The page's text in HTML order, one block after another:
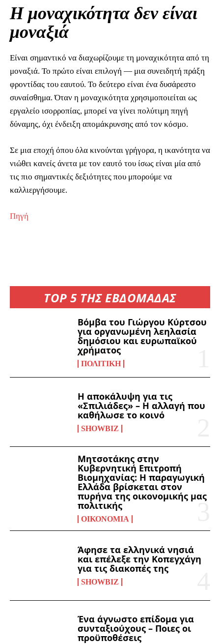
TOP 5 ΤΗΣ ΕΒΔΟΜΑΔΑΣ
Βόμβα του Γιώργου Κύρτσου
για οργανωμένη λεηλασία
δημόσιου και ευρωπαϊκού
χρήματος
ΠΟΛΙΤΙΚΉ
Η αποκάλυψη για τις
«Σπιλιάδες» – Η αλλαγή που
καθήλωσε το κοινό
SHOWBIZ
Μητσοτάκης στην
Κυβερνητική Επιτροπή
Βιομηχανίας: Η παραγωγική
Ελλάδα βρίσκεται στον
πυρήνα της οικονομικής μας
πολιτικής
ΟΙΚΟΝΟΜΊΑ
Άφησε τα ελληνικά νησιά
και επέλεξε την Κοπεγχάγη
για τις διακοπές της
SHOWBIZ
Ένα άγνωστο επίδομα για
συνταξιούχους – Ποιες οι
προϋποθέσεις
Η μοναχικότητα δεν είναι
μοναξιά
Είναι σημαντικό να διαχωρίζουμε τη μοναχικότητα από τη
μοναξιά. Το πρώτο είναι επιλογή — μια συνειδητή πράξη
φροντίδας του εαυτού. Το δεύτερο είναι ένα δυσάρεστο
συναίσθημα. Όταν η μοναχικότητα χρησιμοποιείται ως
εργαλείο ισορροπίας, μπορεί να γίνει πολύτιμη πηγή
δύναμης, όχι ένδειξη απομάκρυνσης από τον κόσμο.
Σε μια εποχή όπου όλα κινούνται γρήγορα, η ικανότητα να
νιώθει κανείς άνετα με τον εαυτό του ίσως είναι μία από
τις πιο σημαντικές δεξιότητες που μπορούμε να
καλλιεργήσουμε.
Πηγή